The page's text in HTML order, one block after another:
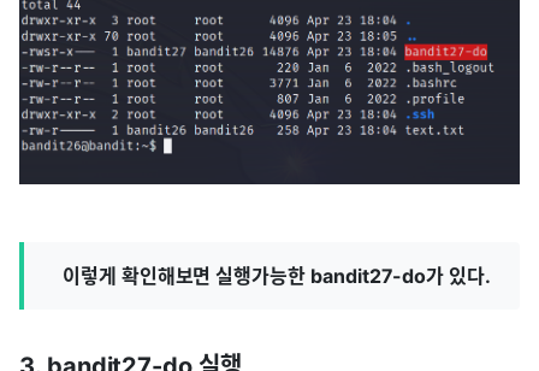
이렇게 확인해보면 실행가능한 bandit27-do가 있다.